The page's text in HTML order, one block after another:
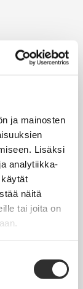
ja mainosten
Lisäksi
analytiikka-
näitä
tai joita on